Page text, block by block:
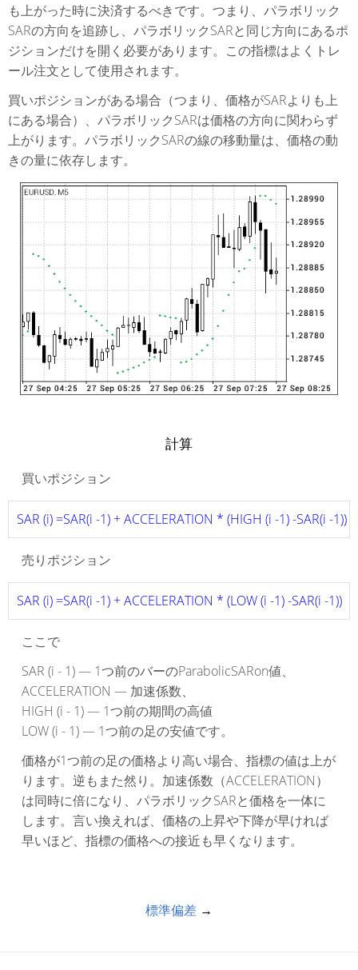
も上がった時に決済するべきです。つまり、パラボリック
SARの方向を追跡し、パラボリックSARと同じ方向にあるポ
ジションだけを開く必要があります。この指標はよくトレ
ール注文として使用されます。
買いポジションがある場合（つまり、価格がSARよりも上
にある場合）、パラボリックSARは価格の方向に関わらず
上がります。パラボリックSARの線の移動量は、価格の動
きの量に依存します。
計算
買いポジション
SAR (i) =SAR(i -1) + ACCELERATION * (HIGH (i -1) -SAR(i -1))
売りポジション
SAR (i) =SAR(i -1) + ACCELERATION * (LOW (i -1) -SAR(i -1))
ここで
SAR (i - 1) — 1つ前のバーのParabolicSARon値、
ACCELERATION — 加速係数、
HIGH (i - 1) — 1つ前の期間の高値
LOW (i - 1) — 1つ前の足の安値です。
価格が1つ前の足の価格より高い場合、指標の値は上が
ります。逆もまた然り。加速係数（ACCELERATION）
は同時に倍になり、パラボリックSARと価格を一体に
します。言い換えれば、価格の上昇や下降が早ければ
早いほど、指標の価格への接近も早くなります。
標準偏差 →